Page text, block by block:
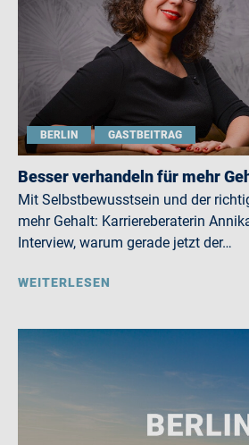
BERLIN GASTBEITRAG
Besser verhandeln für mehr
Mit Selbstbewusstsein und der
mehr Gehalt: Karriereberaterin
Interview, warum gerade jetzt der…
WEITERLESEN